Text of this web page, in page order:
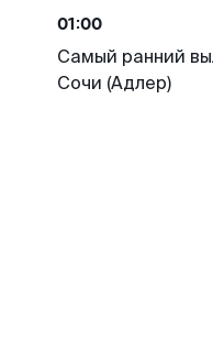
01:00
Самый ранний
Сочи (Адлер)